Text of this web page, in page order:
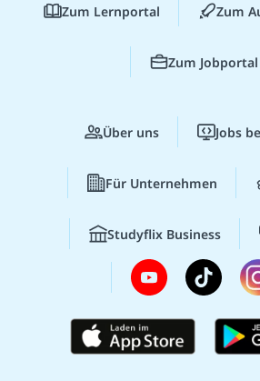
Zum Lernportal Zum
Zum Jobportal
Über uns Jobs
Für Unternehmen
Studyflix Business